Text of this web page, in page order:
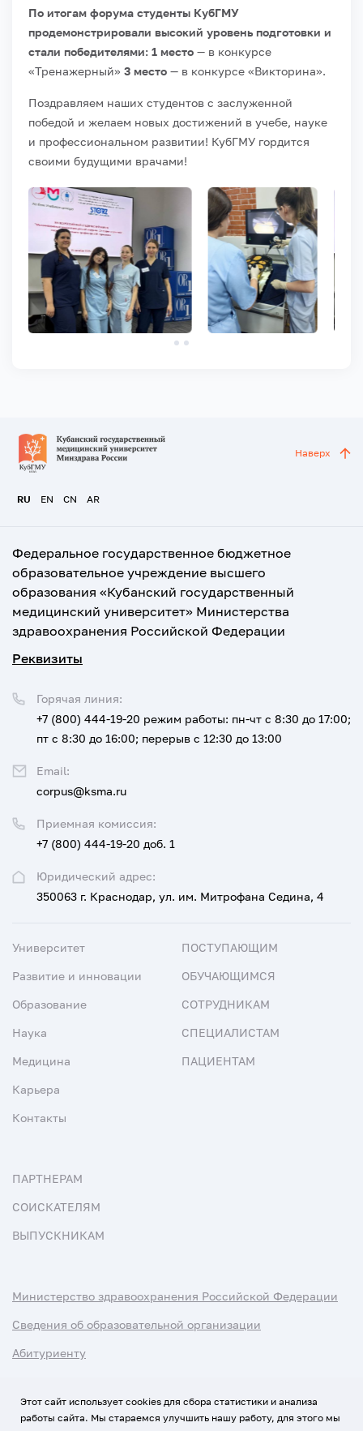
По итогам форума студенты КубГМУ
продемонстрировали высокий уровень подготовки и
стали победителями: 1 место — в конкурсе
«Тренажерный» 3 место — в конкурсе «Викторина».
Поздравляем наших студентов с заслуженной
победой и желаем новых достижений в учебе, науке
и профессиональном развитии! КубГМУ гордится
своими будущими врачами!
RU EN CN AR
Наверх
Федеральное государственное бюджетное
образовательное учреждение высшего
образования «Кубанский государственный
медицинский университет» Министерства
здравоохранения Российской Федерации
Реквизиты
Юридический адрес:
350063 г. Краснодар, ул. им. Митрофана Седина, 4
Приемная комиссия:
+7 (800) 444-19-20 доб. 1
Горячая линия:
+7 (800) 444-19-20 режим работы: пн-чт с 8:30 до 17:00;
пт с 8:30 до 16:00; перерыв с 12:30 до 13:00
Email:
corpus@ksma.ru
Университет
Развитие и инновации
Образование
Наука
Медицина
Карьера
Контакты
ПОСТУПАЮЩИМ
ОБУЧАЮЩИМСЯ
СОТРУДНИКАМ
СПЕЦИАЛИСТАМ
ПАЦИЕНТАМ
ПАРТНЕРАМ
СОИСКАТЕЛЯМ
ВЫПУСКНИКАМ
Министерство здравоохранения Российской Федерации
Сведения об образовательной организации
Абитуриенту
Этот сайт использует cookies для сбора статистики и анализа
работы сайта. Мы стараемся улучшить нашу работу, для этого мы